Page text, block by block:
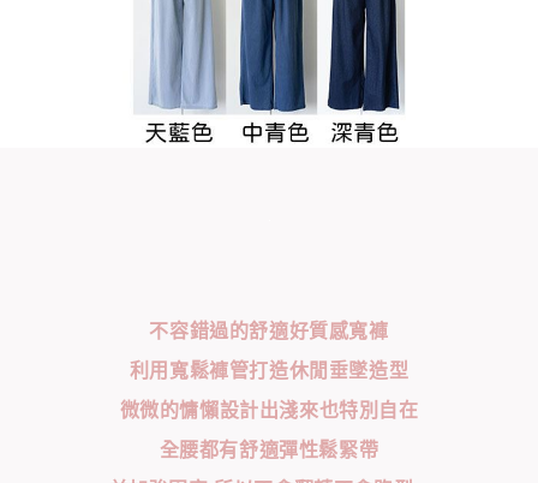
不容錯過的舒適好質感寬褲
利用寬鬆褲管打造休閒垂墜造型
微微的慵懶設計出淺來也特別自在
全腰都有舒適彈性鬆緊帶